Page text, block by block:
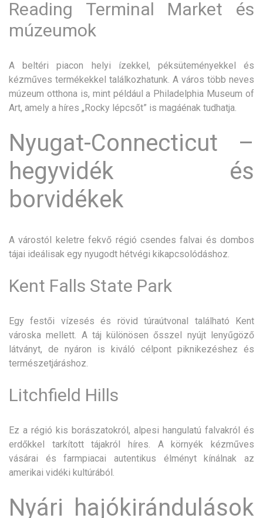
Reading Terminal Market és
múzeumok
A beltéri piacon helyi ízekkel, péksüteményekkel és
kézműves termékekkel találkozhatunk. A város több neves
múzeum otthona is, mint például a Philadelphia Museum of
Art, amely a híres „Rocky lépcsőt” is magáénak tudhatja.
Nyugat-Connecticut –
hegyvidék és
borvidékek
A várostól keletre fekvő régió csendes falvai és dombos
tájai ideálisak egy nyugodt hétvégi kikapcsolódáshoz.
Kent Falls State Park
Egy festői vízesés és rövid túraútvonal található Kent
városka mellett. A táj különösen ősszel nyújt lenyűgöző
látványt, de nyáron is kiváló célpont piknikezéshez és
természetjáráshoz.
Litchfield Hills
Ez a régió kis borászatokról, alpesi hangulatú falvakról és
erdőkkel tarkított tájakról híres. A környék kézműves
vásárai és farmpiacai autentikus élményt kínálnak az
amerikai vidéki kultúrából.
Nyári hajókirándulások